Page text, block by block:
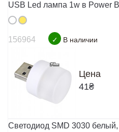
USB Led лампа 1w в Power
156964 ✓ В наличии
Цена
41₴
Светодиод SMD 3030